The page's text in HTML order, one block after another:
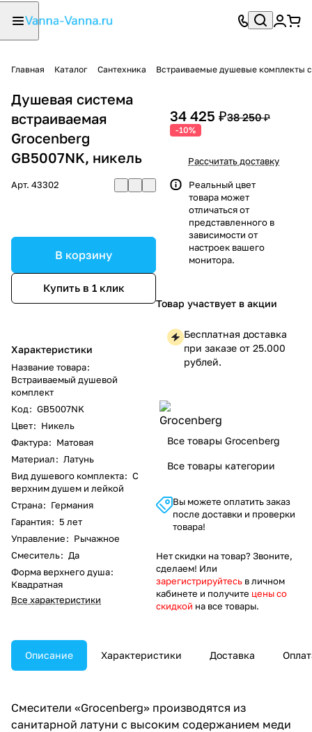
Главная Каталог Сантехника Встраиваемые душевые комплекты
Душевая система
встраиваемая
Grocenberg
GB5007NK, никель
Арт. 43302
В корзину
Купить в 1 клик
Характеристики
Название товара:
Встраиваемый душевой
комплект
Код: GB5007NK
Цвет: Никель
Фактура: Матовая
Материал: Латунь
Вид душевого комплекта: С
верхним душем и лейкой
Страна: Германия
Гарантия: 5 лет
Управление: Рычажное
Смеситель: Да
Форма верхнего душа:
Квадратная
Все характеристики
34 425 ₽38 250 ₽
-10%
Рассчитать доставку
Реальный цвет
товара может
отличаться от
представленного в
зависимости от
настроек вашего
монитора.
Товар участвует в акции
Бесплатная доставка
при заказе от 25.000
рублей.
Все товары Grocenberg
Все товары категории
Вы можете оплатить заказ
после доставки и проверки
товара!
Нет скидки на товар? Звоните,
сделаем! Или
зарегистрируйтесь в личном
кабинете и получите цены со
скидкой на все товары.
Описание Характеристики Доставка
Смесители «Grocenberg» производятся из
санитарной латуни с высоким содержанием меди